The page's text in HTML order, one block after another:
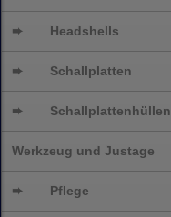
➨ Headshells
➨ Schallplatten
➨ Schallplattenhüllen
Werkzeug und Justage
➨ Pflege